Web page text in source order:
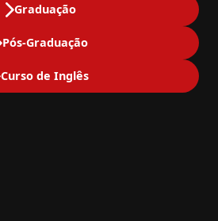
Graduação
Pós-Graduação
Curso de Inglês